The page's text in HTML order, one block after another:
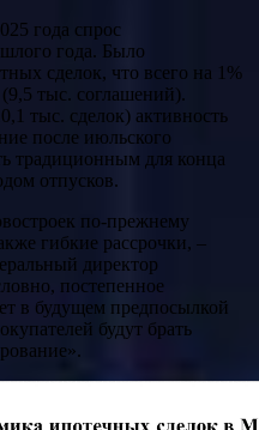
года спрос
года. Было
сделок, что всего на 1%
тыс. соглашений).
тыс. сделок) активность
после июльского
традиционным для конца
отпусков.
по-прежнему
гибкие рассрочки, –
директор
постепенное
в будущем предпосылкой
будут брать